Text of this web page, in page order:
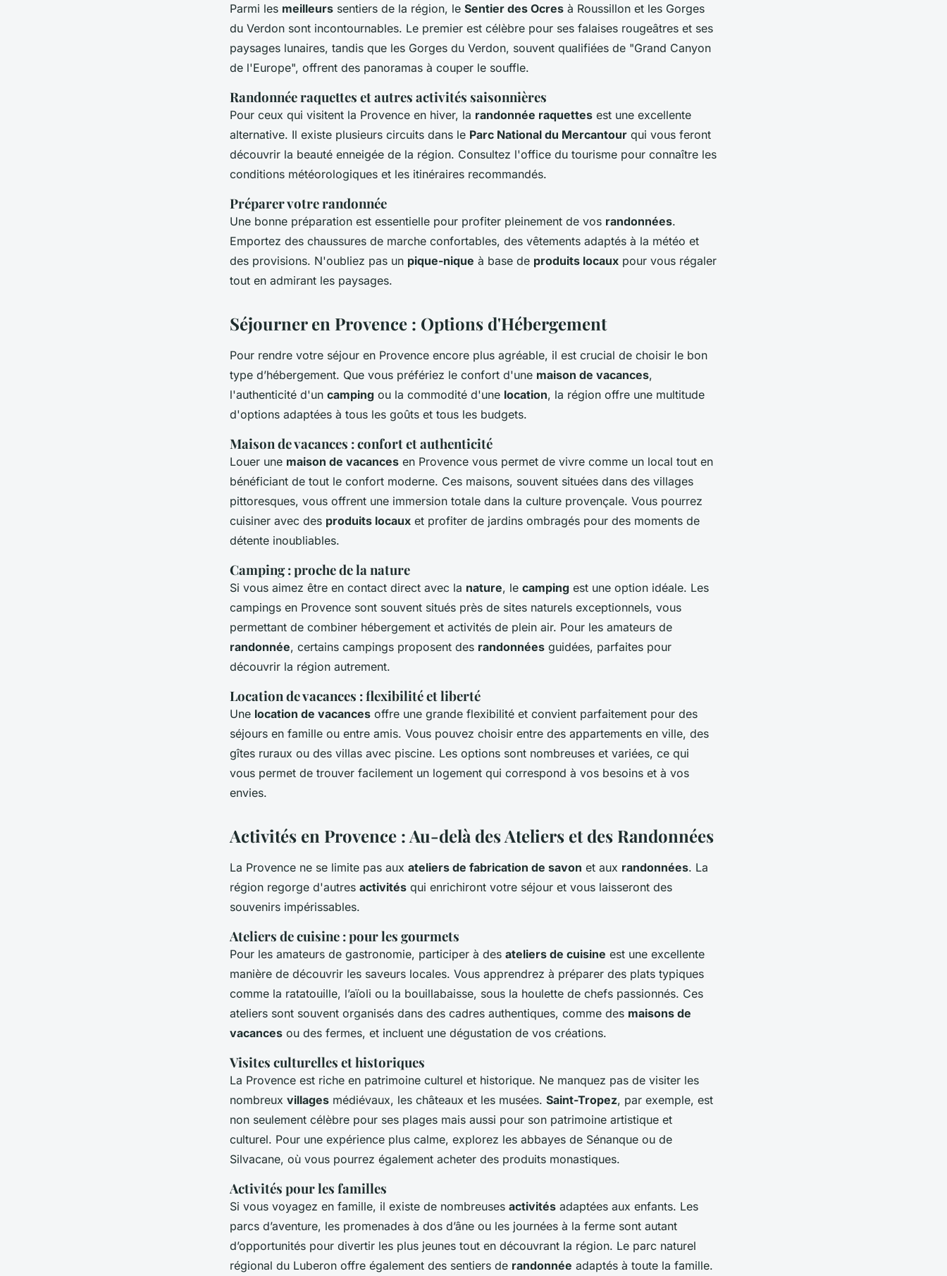
Parmi les meilleurs sentiers de la région, le Sentier des Ocres à Roussillon et les Gorges
du Verdon sont incontournables. Le premier est célèbre pour ses falaises rougeâtres et ses
paysages lunaires, tandis que les Gorges du Verdon, souvent qualifiées de "Grand Canyon
de l'Europe", offrent des panoramas à couper le souffle.
Randonnée raquettes et autres activités saisonnières
Pour ceux qui visitent la Provence en hiver, la randonnée raquettes est une excellente
alternative. Il existe plusieurs circuits dans le Parc National du Mercantour qui vous feront
découvrir la beauté enneigée de la région. Consultez l'office du tourisme pour connaître les
conditions météorologiques et les itinéraires recommandés.
Préparer votre randonnée
Une bonne préparation est essentielle pour profiter pleinement de vos randonnées.
Emportez des chaussures de marche confortables, des vêtements adaptés à la météo et
des provisions. N'oubliez pas un pique-nique à base de produits locaux pour vous régaler
tout en admirant les paysages.
Séjourner en Provence : Options d'Hébergement
Pour rendre votre séjour en Provence encore plus agréable, il est crucial de choisir le bon
type d’hébergement. Que vous préfériez le confort d'une maison de vacances,
l'authenticité d'un camping ou la commodité d'une location, la région offre une multitude
d'options adaptées à tous les goûts et tous les budgets.
Maison de vacances : confort et authenticité
Louer une maison de vacances en Provence vous permet de vivre comme un local tout en
bénéficiant de tout le confort moderne. Ces maisons, souvent situées dans des villages
pittoresques, vous offrent une immersion totale dans la culture provençale. Vous pourrez
cuisiner avec des produits locaux et profiter de jardins ombragés pour des moments de
détente inoubliables.
Camping : proche de la nature
Si vous aimez être en contact direct avec la nature, le camping est une option idéale. Les
campings en Provence sont souvent situés près de sites naturels exceptionnels, vous
permettant de combiner hébergement et activités de plein air. Pour les amateurs de
randonnée, certains campings proposent des randonnées guidées, parfaites pour
découvrir la région autrement.
Location de vacances : flexibilité et liberté
Une location de vacances offre une grande flexibilité et convient parfaitement pour des
séjours en famille ou entre amis. Vous pouvez choisir entre des appartements en ville, des
gîtes ruraux ou des villas avec piscine. Les options sont nombreuses et variées, ce qui
vous permet de trouver facilement un logement qui correspond à vos besoins et à vos
envies.
Activités en Provence : Au-delà des Ateliers et des Randonnées
La Provence ne se limite pas aux ateliers de fabrication de savon et aux randonnées. La
région regorge d'autres activités qui enrichiront votre séjour et vous laisseront des
souvenirs impérissables.
Ateliers de cuisine : pour les gourmets
Pour les amateurs de gastronomie, participer à des ateliers de cuisine est une excellente
manière de découvrir les saveurs locales. Vous apprendrez à préparer des plats typiques
comme la ratatouille, l’aïoli ou la bouillabaisse, sous la houlette de chefs passionnés. Ces
ateliers sont souvent organisés dans des cadres authentiques, comme des maisons de
vacances ou des fermes, et incluent une dégustation de vos créations.
Visites culturelles et historiques
La Provence est riche en patrimoine culturel et historique. Ne manquez pas de visiter les
nombreux villages médiévaux, les châteaux et les musées. Saint-Tropez, par exemple, est
non seulement célèbre pour ses plages mais aussi pour son patrimoine artistique et
culturel. Pour une expérience plus calme, explorez les abbayes de Sénanque ou de
Silvacane, où vous pourrez également acheter des produits monastiques.
Activités pour les familles
Si vous voyagez en famille, il existe de nombreuses activités adaptées aux enfants. Les
parcs d’aventure, les promenades à dos d’âne ou les journées à la ferme sont autant
d’opportunités pour divertir les plus jeunes tout en découvrant la région. Le parc naturel
régional du Luberon offre également des sentiers de randonnée adaptés à toute la famille.